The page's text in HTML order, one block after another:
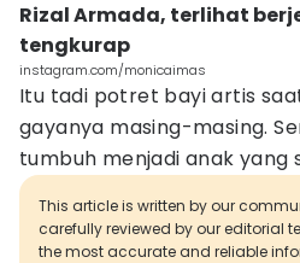
Rizal Armada, terlihat
tengkurap
instagram.com/monicaimas
Itu tadi potret bayi artis
gayanya masing-masing.
tumbuh menjadi anak yang
This article is written by our
carefully reviewed by our editorial
the most accurate and reliable